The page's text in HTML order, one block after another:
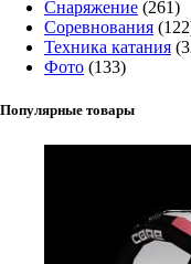
Снаряжение (261)
Соревнования
Техника катания
Фото (133)
Популярные товары